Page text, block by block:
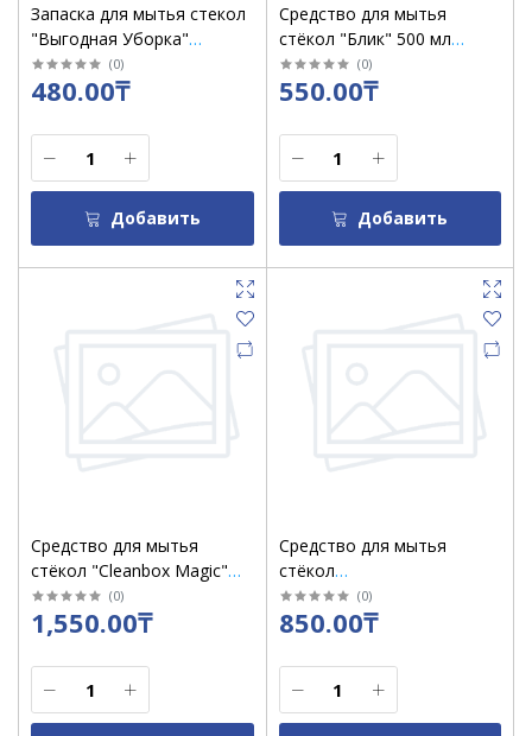
Запаска для мытья стекол
"Выгодная Уборка"
морская свежесть 500 мл
(0)
480.00₸
Добавить
Средство для мытья
стёкол "Блик" 500 мл
"Яблоко" / в кор 12 шт
(0)
550.00₸
Добавить
Средство для мытья
стёкол "Cleanbox Magic"
500 мл/5147
(0)
1,550.00₸
Средство для мытья
стёкол
"Effe"профессиональное
600 мл /1109
(0)
850.00₸